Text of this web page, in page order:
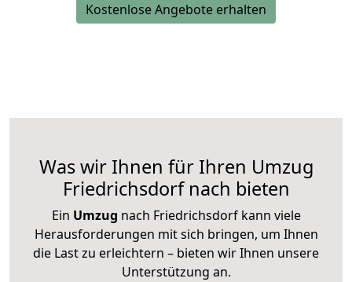
Kostenlose Angebote erhalten
Was wir Ihnen für Ihren Umzug
Friedrichsdorf nach bieten
Ein Umzug nach Friedrichsdorf kann viele
Herausforderungen mit sich bringen, um Ihnen
die Last zu erleichtern – bieten wir Ihnen unsere
Unterstützung an.